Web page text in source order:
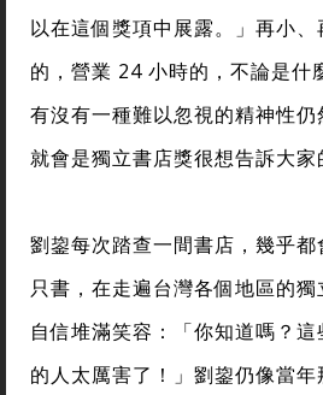
以在這個獎項中展露。」再小
的，營業 24 小時的，不論是什
有沒有一種難以忽視的精神性
就會是獨立書店獎很想告訴大家
劉鋆每次踏查一間書店，幾乎
只書，在走遍台灣各個地區的
自信堆滿笑容：「你知道嗎？
的人太厲害了！」劉鋆仍像當